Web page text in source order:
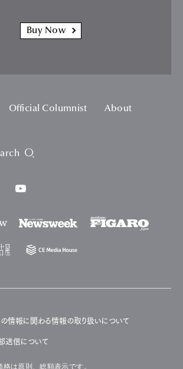
Buy Now
Official Columnist
About
情報に関わる情報の取り扱いについて
送信について
は原則、総額表示です。